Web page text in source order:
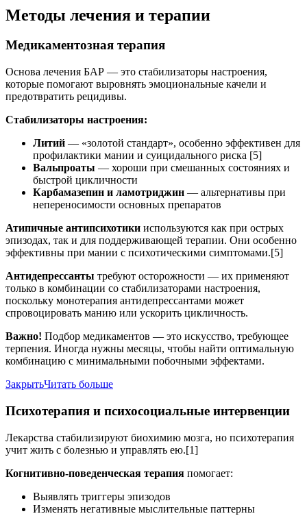
Методы лечения и терапии
Медикаментозная терапия
Основа лечения БАР — это стабилизаторы настроения,
которые помогают выровнять эмоциональные качели и
предотвратить рецидивы.
Стабилизаторы настроения:
Литий — «золотой стандарт», особенно эффективен для
профилактики мании и суицидального риска [5]
Вальпроаты — хороши при смешанных состояниях и
быстрой цикличности
Карбамазепин и ламотриджин — альтернативы при
непереносимости основных препаратов
Атипичные антипсихотики используются как при острых
эпизодах, так и для поддерживающей терапии. Они особенно
эффективны при мании с психотическими симптомами.[5]
Антидепрессанты требуют осторожности — их применяют
только в комбинации со стабилизаторами настроения,
поскольку монотерапия антидепрессантами может
спровоцировать манию или ускорить цикличность.
Важно! Подбор медикаментов — это искусство, требующее
терпения. Иногда нужны месяцы, чтобы найти оптимальную
комбинацию с минимальными побочными эффектами.
ЗакрытьЧитать больше
Психотерапия и психосоциальные интервенции
Лекарства стабилизируют биохимию мозга, но психотерапия
учит жить с болезнью и управлять ею.[1]
Когнитивно-поведенческая терапия помогает:
Выявлять триггеры эпизодов
Изменять негативные мыслительные паттерны